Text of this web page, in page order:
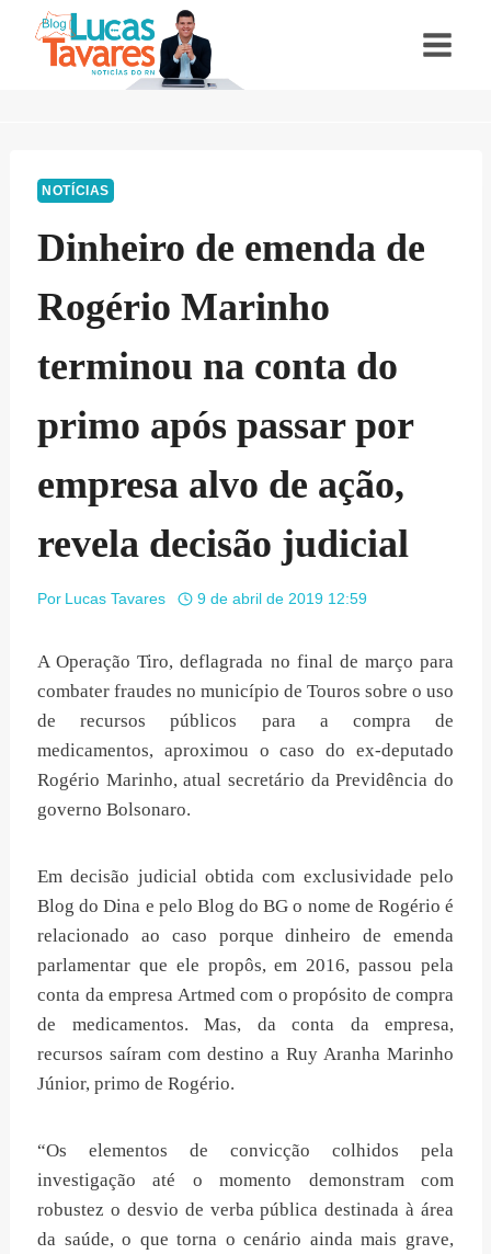
NOTÍCIAS
Dinheiro de emenda de
Rogério Marinho
terminou na conta do
primo após passar por
empresa alvo de ação,
revela decisão judicial
Por Lucas Tavares 9 de abril de 2019 12:59
A Operação Tiro, deflagrada no final de março para
combater fraudes no município de Touros sobre o uso
de recursos públicos para a compra de
medicamentos, aproximou o caso do ex-deputado
Rogério Marinho, atual secretário da Previdência do
governo Bolsonaro.
Em decisão judicial obtida com exclusividade pelo
Blog do Dina e pelo Blog do BG o nome de Rogério é
relacionado ao caso porque dinheiro de emenda
parlamentar que ele propôs, em 2016, passou pela
conta da empresa Artmed com o propósito de compra
de medicamentos. Mas, da conta da empresa,
recursos saíram com destino a Ruy Aranha Marinho
Júnior, primo de Rogério.
“Os elementos de convicção colhidos pela
investigação até o momento demonstram com
robustez o desvio de verba pública destinada à área
da saúde, o que torna o cenário ainda mais grave,